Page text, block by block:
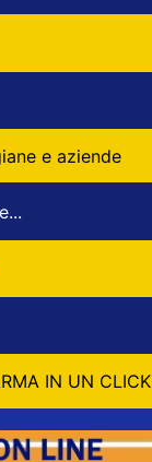
e aziende
IN UN CLICK